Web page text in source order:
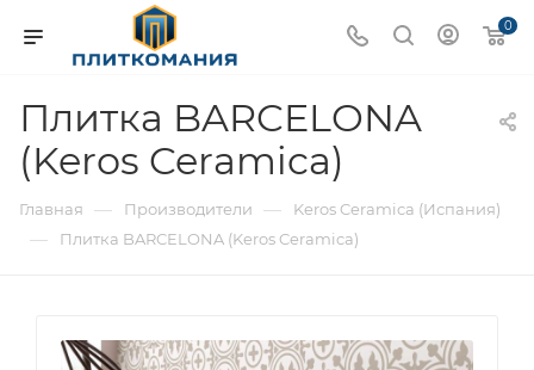
0
Плитка BARCELONA
(Keros Ceramica)
Главная — Производители — Keros Ceramica (Испания)
— Плитка BARCELONA (Keros Ceramica)